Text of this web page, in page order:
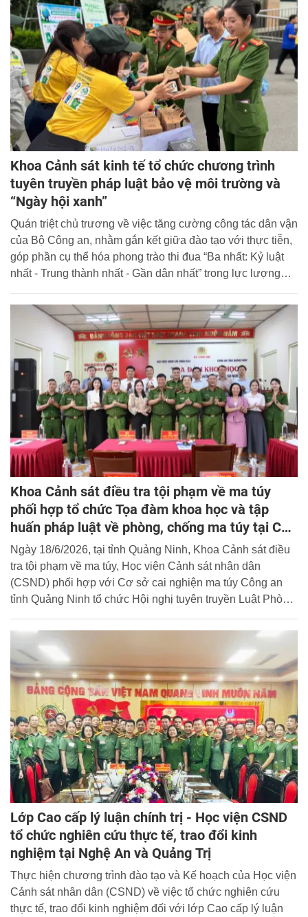
Khoa Cảnh sát kinh tế tổ chức chương trình
tuyên truyền pháp luật bảo vệ môi trường và
“Ngày hội xanh”
Quán triệt chủ trương về việc tăng cường công tác dân vận
của Bộ Công an, nhằm gắn kết giữa đào tạo với thực tiễn,
góp phần cụ thể hóa phong trào thi đua “Ba nhất: Kỷ luật
nhất - Trung thành nhất - Gần dân nhất” trong lực lượng
tế - Học viện Cảnh sát nhân dân (CSND) đã phối hợp với
UBND phường Ô Chợ Dừa, Phòng Cảnh sát kinh tế -
Công an TP. Hà Nội và Công ty URENCO tổ chức
Chương trình tuyên truyền pháp luật về bảo vệ môi trường
và chuỗi hoạt động “Ngày hội xanh”.
Khoa Cảnh sát điều tra tội phạm về ma túy
phối hợp tổ chức Tọa đàm khoa học và tập
huấn pháp luật về phòng, chống ma túy tại Cơ
sở cai nghiện ma túy, Công an tỉnh Quảng Ninh
Ngày 18/6/2026, tại tỉnh Quảng Ninh, Khoa Cảnh sát điều
tra tội phạm về ma túy, Học viện Cảnh sát nhân dân
(CSND) phối hợp với Cơ sở cai nghiện ma túy Công an
tỉnh Quảng Ninh tổ chức Hội nghị tuyên truyền Luật Phòng,
ngày 15/5/2026 của Chính phủ và Tọa đàm khoa học với
chủ đề: “Chương trình giáo dục, hướng nghiệp, đào tạo
nghề tại các cơ sở cai nghiện ma túy - Thực trạng và giải
pháp”.
Lớp Cao cấp lý luận chính trị - Học viện CSND
tổ chức nghiên cứu thực tế, trao đổi kinh
nghiệm tại Nghệ An và Quảng Trị
Thực hiện chương trình đào tạo và Kế hoạch của Học viện
Cảnh sát nhân dân (CSND) về việc tổ chức nghiên cứu
thực tế, trao đổi kinh nghiệm đối với lớp Cao cấp lý luận